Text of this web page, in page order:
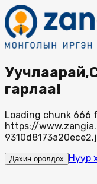
гарлаа!
Loading chunk 666
https://
Дахин оролдох Нүүр